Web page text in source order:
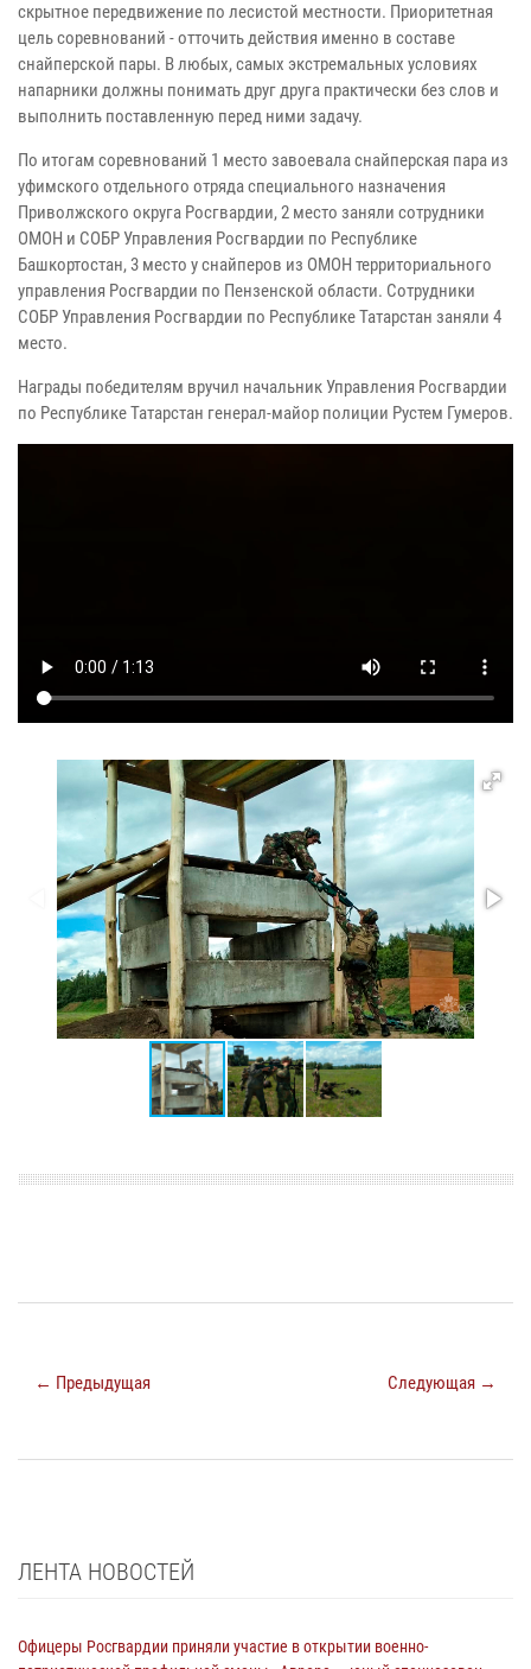
скрытное передвижение по лесистой местности. Приоритетная
цель соревнований - отточить действия именно в составе
снайперской пары. В любых, самых экстремальных условиях
напарники должны понимать друг друга практически без слов и
выполнить поставленную перед ними задачу.
По итогам соревнований 1 место завоевала снайперская пара из
уфимского отдельного отряда специального назначения
Приволжского округа Росгвардии, 2 место заняли сотрудники
ОМОН и СОБР Управления Росгвардии по Республике
Башкортостан, 3 место у снайперов из ОМОН территориального
управления Росгвардии по Пензенской области. Сотрудники
СОБР Управления Росгвардии по Республике Татарстан заняли 4
место.
Награды победителям вручил начальник Управления Росгвардии
по Республике Татарстан генерал-майор полиции Рустем Гумеров.
← Предыдущая Следующая →
ЛЕНТА НОВОСТЕЙ
Офицеры Росгвардии приняли участие в открытии военно-